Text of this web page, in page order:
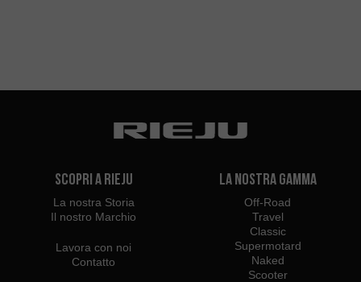
Scopri a Rieju
La nostra Storia
Il nostro Marchio
Lavora con noi
Contatto
La Nostra Gamma
Off-Road
Travel
Classic
Supermotard
Naked
Scooter